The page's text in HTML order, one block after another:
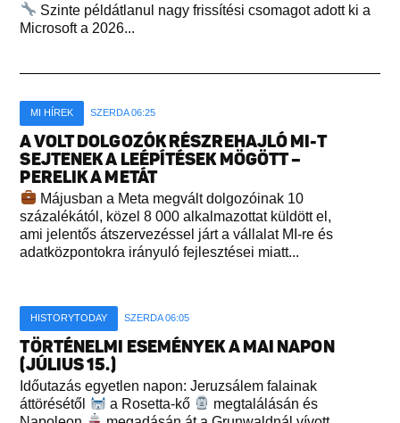
Szinte példátlanul nagy frissítési csomagot adott ki a
Microsoft a 2026...
MI HÍREK SZERDA 06:25
A VOLT DOLGOZÓK RÉSZREHAJLÓ MI-T
SEJTENEK A LEÉPÍTÉSEK MÖGÖTT –
PERELIK A METÁT
Májusban a Meta megvált dolgozóinak 10
százalékától, közel 8 000 alkalmazottat küldött el,
ami jelentős átszervezéssel járt a vállalat MI-re és
adatközpontokra irányuló fejlesztései miatt...
HISTORYTODAY SZERDA 06:05
TÖRTÉNELMI ESEMÉNYEK A MAI NAPON
(JÚLIUS 15.)
Időutazás egyetlen napon: Jeruzsálem falainak
áttörésétől
a Rosetta-kő
megtalálásán és